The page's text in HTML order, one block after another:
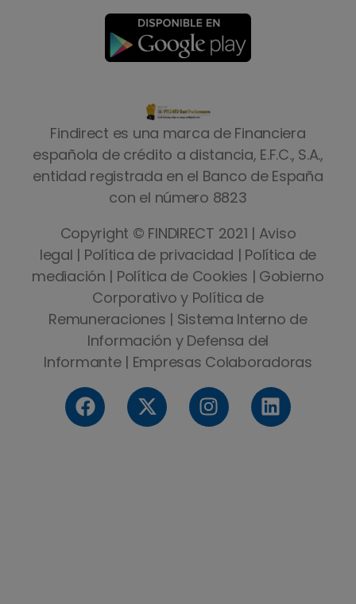
Findirect es una marca de Financiera
española de crédito a distancia, E.F.C., S.A.,
entidad registrada en el Banco de España
con el número 8823
Copyright © FINDIRECT 2021 | Aviso
legal | Política de privacidad | Política de
mediación | Política de Cookies | Gobierno
Corporativo y Política de
Remuneraciones | Sistema Interno de
Información y Defensa del
Informante| Empresas Colaboradoras